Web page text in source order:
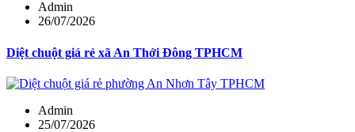
Admin
26/07/2026
Diệt chuột giá rẻ xã An Thới Đông TPHCM
Admin
25/07/2026